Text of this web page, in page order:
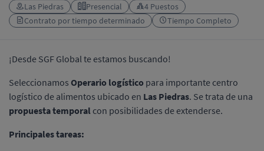
Las Piedras Presencial
4 Puestos
Contrato por tiempo determinado
Tiempo Completo
¡Desde SGF Global te estamos buscando!
Seleccionamos Operario logístico para importante centro
logístico de alimentos ubicado en Las Piedras. Se trata de una
propuesta temporal con posibilidades de extenderse.
Principales tareas: